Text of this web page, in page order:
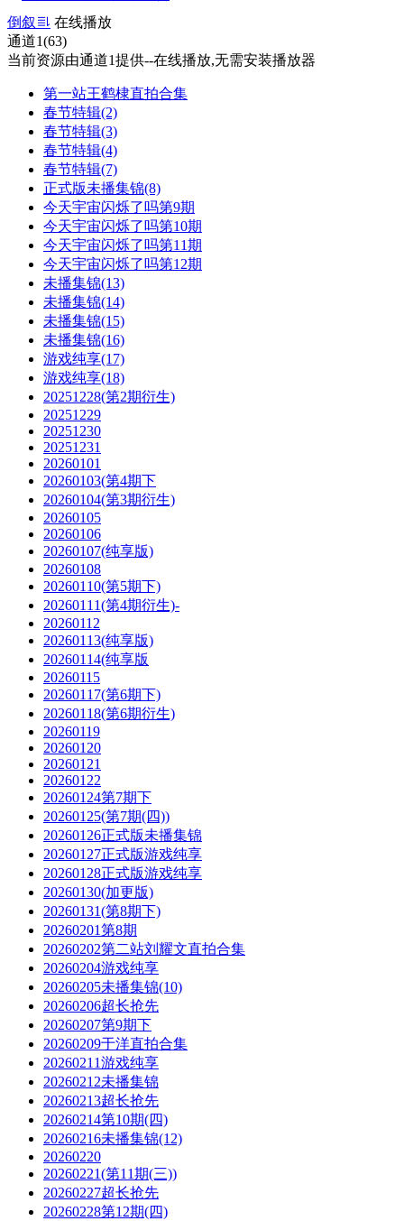
倒叙
在线播放
通道1(63)
当前资源由通道1提供--在线播放,无需安装播放器
第一站王鹤棣直拍合集
春节特辑(2)
春节特辑(3)
春节特辑(4)
春节特辑(7)
正式版未播集锦(8)
今天宇宙闪烁了吗第9期
今天宇宙闪烁了吗第10期
今天宇宙闪烁了吗第11期
今天宇宙闪烁了吗第12期
未播集锦(13)
未播集锦(14)
未播集锦(15)
未播集锦(16)
游戏纯享(17)
游戏纯享(18)
20251228(第2期衍生)
20251229
20251230
20251231
20260101
20260103(第4期下
20260104(第3期衍生)
20260105
20260106
20260107(纯享版)
20260108
20260110(第5期下)
20260111(第4期衍生)-
20260112
20260113(纯享版)
20260114(纯享版
20260115
20260117(第6期下)
20260118(第6期衍生)
20260119
20260120
20260121
20260122
20260124第7期下
20260125(第7期(四))
20260126正式版未播集锦
20260127正式版游戏纯享
20260128正式版游戏纯享
20260130(加更版)
20260131(第8期下)
20260201第8期
20260202第二站刘耀文直拍合集
20260204游戏纯享
20260205未播集锦(10)
20260206超长抢先
20260207第9期下
20260209于洋直拍合集
20260211游戏纯享
20260212未播集锦
20260213超长抢先
20260214第10期(四)
20260216未播集锦(12)
20260220
20260221(第11期(三))
20260227超长抢先
20260228第12期(四)